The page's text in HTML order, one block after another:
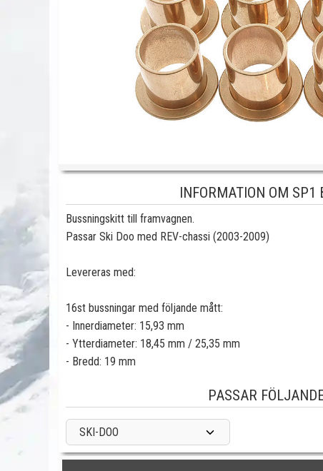
INFORMATION OM SP1
Bussningskitt till framvagnen.
Passar Ski Doo med REV-chassi (2003-2009)
Levereras med:
16st bussningar med följande mått:
- Innerdiameter: 15,93 mm
- Ytterdiameter: 18,45 mm / 25,35 mm
- Bredd: 19 mm
PASSAR
SKI-DOO